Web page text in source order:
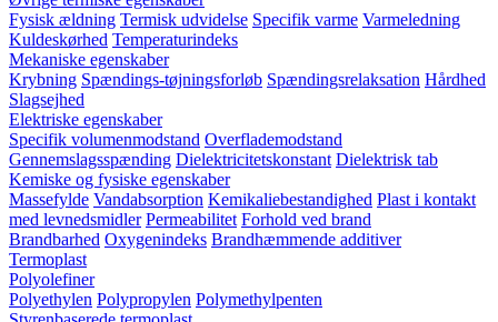
Fysisk ældning Termisk udvidelse Specifik varme Varmeledning
Kuldeskørhed Temperaturindeks
Mekaniske egenskaber
Krybning Spændings-tøjningsforløb Spændingsrelaksation Hårdhed
Slagsejhed
Elektriske egenskaber
Specifik volumenmodstand Overflademodstand
Gennemslagsspænding Dielektricitetskonstant Dielektrisk tab
Kemiske og fysiske egenskaber
Massefylde Vandabsorption Kemikaliebestandighed Plast i kontakt
med levnedsmidler Permeabilitet Forhold ved brand
Brandbarhed Oxygenindeks Brandhæmmende additiver
Termoplast
Polyolefiner
Polyethylen Polypropylen Polymethylpenten